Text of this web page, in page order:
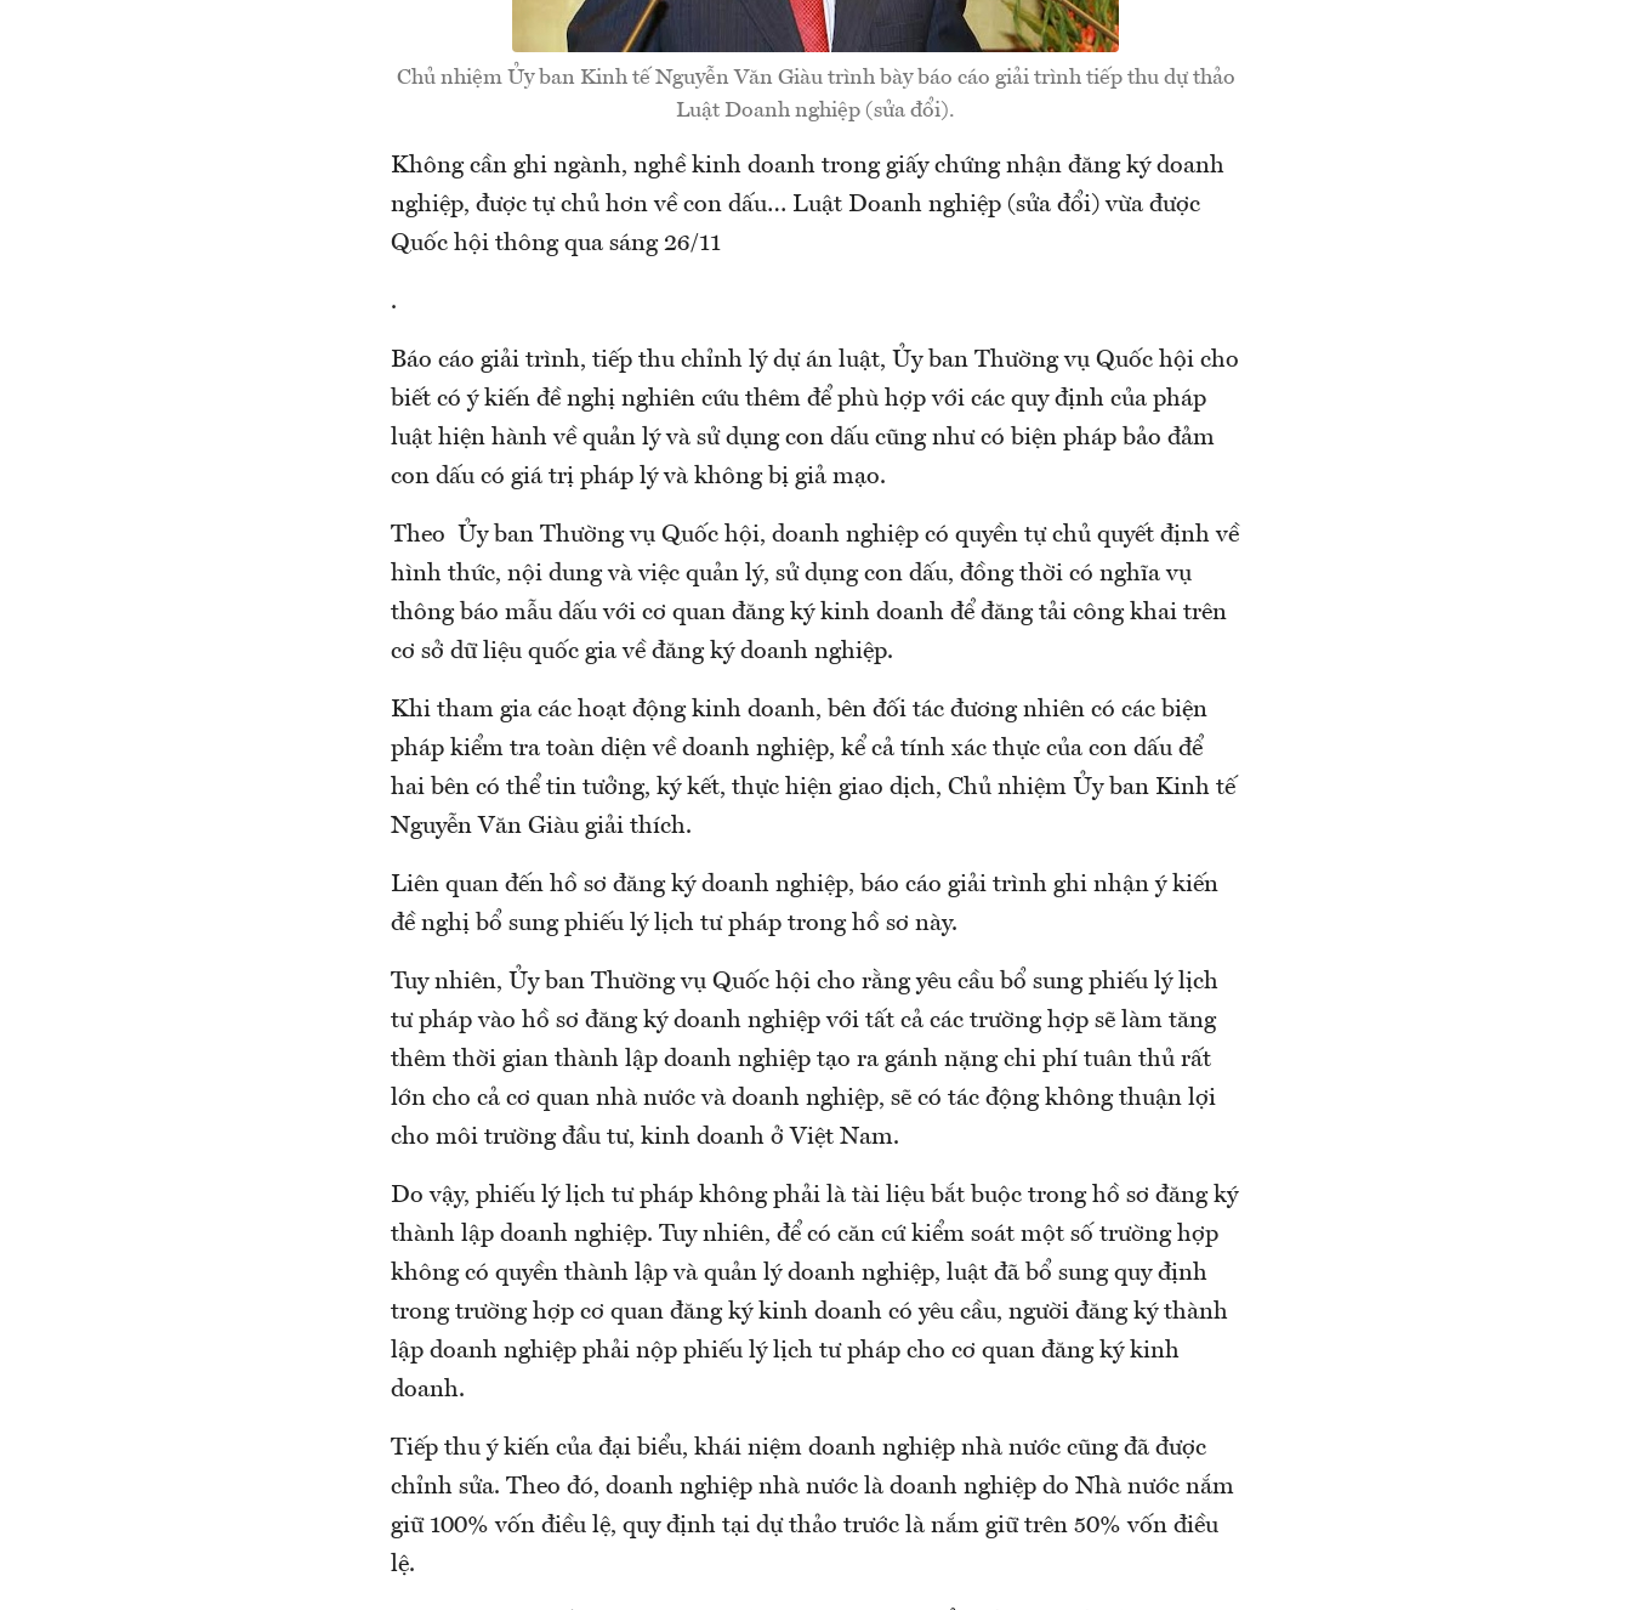
Chủ nhiệm Ủy ban Kinh tế Nguyễn Văn Giàu trình bày báo cáo giải trình tiếp thu dự thảo
Luật Doanh nghiệp (sửa đổi).
Không cần ghi ngành, nghề kinh doanh trong giấy chứng nhận đăng ký doanh
nghiệp, được tự chủ hơn về con dấu… Luật Doanh nghiệp (sửa đổi) vừa được
Quốc hội thông qua sáng 26/11
.
Báo cáo giải trình, tiếp thu chỉnh lý dự án luật, Ủy ban Thường vụ Quốc hội cho
biết có ý kiến đề nghị nghiên cứu thêm để phù hợp với các quy định của pháp
luật hiện hành về quản lý và sử dụng con dấu cũng như có biện pháp bảo đảm
con dấu có giá trị pháp lý và không bị giả mạo.
Theo Ủy ban Thường vụ Quốc hội, doanh nghiệp có quyền tự chủ quyết định về
hình thức, nội dung và việc quản lý, sử dụng con dấu, đồng thời có nghĩa vụ
thông báo mẫu dấu với cơ quan đăng ký kinh doanh để đăng tải công khai trên
cơ sở dữ liệu quốc gia về đăng ký doanh nghiệp.
Khi tham gia các hoạt động kinh doanh, bên đối tác đương nhiên có các biện
pháp kiểm tra toàn diện về doanh nghiệp, kể cả tính xác thực của con dấu để
hai bên có thể tin tưởng, ký kết, thực hiện giao dịch, Chủ nhiệm Ủy ban Kinh tế
Nguyễn Văn Giàu giải thích.
Liên quan đến hồ sơ đăng ký doanh nghiệp, báo cáo giải trình ghi nhận ý kiến
đề nghị bổ sung phiếu lý lịch tư pháp trong hồ sơ này.
Tuy nhiên, Ủy ban Thường vụ Quốc hội cho rằng yêu cầu bổ sung phiếu lý lịch
tư pháp vào hồ sơ đăng ký doanh nghiệp với tất cả các trường hợp sẽ làm tăng
thêm thời gian thành lập doanh nghiệp tạo ra gánh nặng chi phí tuân thủ rất
lớn cho cả cơ quan nhà nước và doanh nghiệp, sẽ có tác động không thuận lợi
cho môi trường đầu tư, kinh doanh ở Việt Nam.
Do vậy, phiếu lý lịch tư pháp không phải là tài liệu bắt buộc trong hồ sơ đăng ký
thành lập doanh nghiệp. Tuy nhiên, để có căn cứ kiểm soát một số trường hợp
không có quyền thành lập và quản lý doanh nghiệp, luật đã bổ sung quy định
trong trường hợp cơ quan đăng ký kinh doanh có yêu cầu, người đăng ký thành
lập doanh nghiệp phải nộp phiếu lý lịch tư pháp cho cơ quan đăng ký kinh
doanh.
Tiếp thu ý kiến của đại biểu, khái niệm doanh nghiệp nhà nước cũng đã được
chỉnh sửa. Theo đó, doanh nghiệp nhà nước là doanh nghiệp do Nhà nước nắm
giữ 100% vốn điều lệ, quy định tại dự thảo trước là nắm giữ trên 50% vốn điều
lệ.